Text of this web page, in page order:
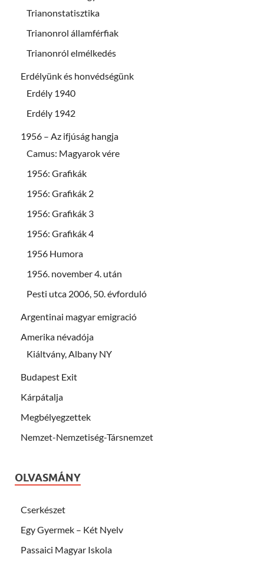
Trianonstatisztika
Trianonrol államférfiak
Trianonról elmélkedés
Erdélyünk és honvédségünk
Erdély 1940
Erdély 1942
1956 – Az ifjúság hangja
Camus: Magyarok vére
1956: Grafikák
1956: Grafikák 2
1956: Grafikák 3
1956: Grafikák 4
1956 Humora
1956. november 4. után
Pesti utca 2006, 50. évforduló
Argentinai magyar emigració
Amerika névadója
Kiáltvány, Albany NY
Budapest Exit
Kárpátalja
Megbélyegzettek
Nemzet-Nemzetiség-Társnemzet
OLVASMÁNY
Cserkészet
Egy Gyermek – Két Nyelv
Passaici Magyar Iskola